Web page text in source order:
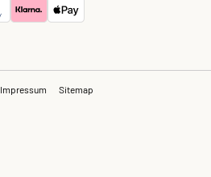
Impressum Sitemap